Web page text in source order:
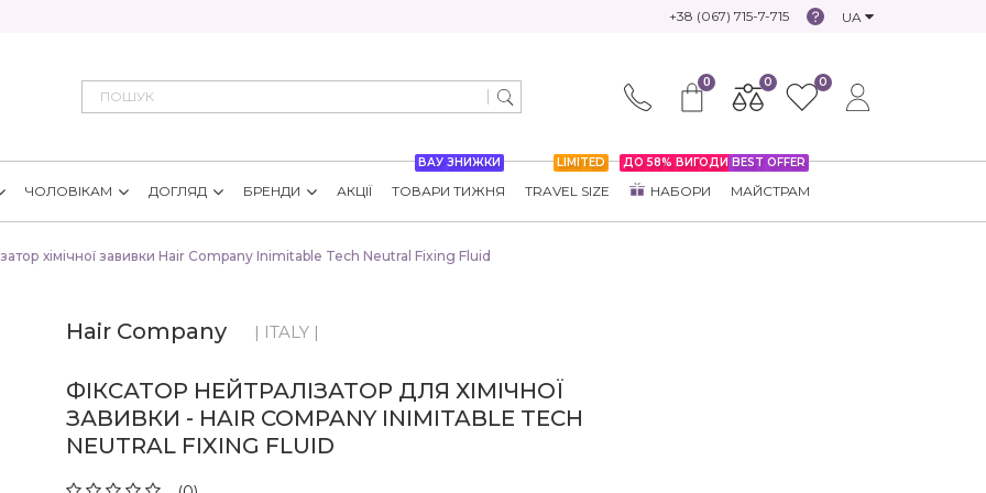
+38 (067) 715-7-715 UA
0 0 0
ЧОЛОВІКАМ ДОГЛЯД БРЕНДИ АКЦІЇ
ВАУ ЗНИЖКИ
ТОВАРИ ТИЖНЯ
LIMITED
TRAVEL SIZE
ДО 58% ВИГОДИ
НАБОРИ
BEST OFFER
МАЙСТРАМ
хімічної завивки Hair Company Inimitable Tech Neutral Fixing Fluid
Hair Company | ITALY |
ФІКСАТОР НЕЙТРАЛІЗАТОР ДЛЯ ХІМІЧНОЇ
ЗАВИВКИ - HAIR COMPANY INIMITABLE TECH
NEUTRAL FIXING FLUID